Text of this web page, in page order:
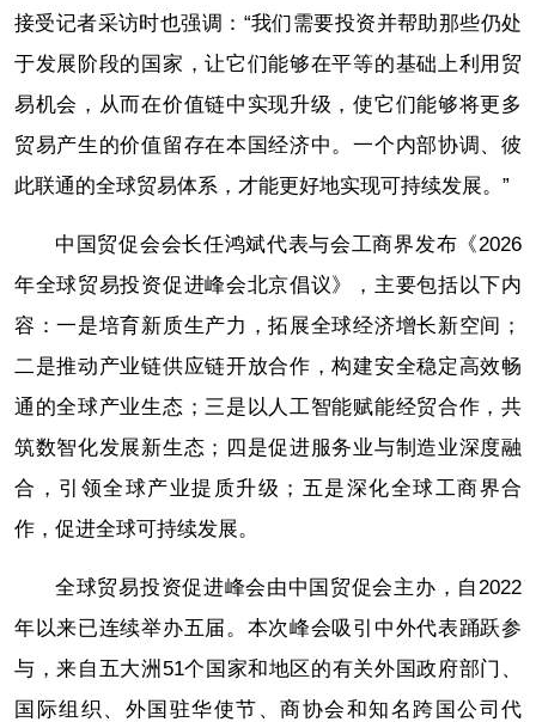
接受记者采访时也强调：“我们需要投资并帮助那些仍处
于发展阶段的国家，让它们能够在平等的基础上利用贸
易机会，从而在价值链中实现升级，使它们能够将更多
贸易产生的价值留存在本国经济中。一个内部协调、彼
此联通的全球贸易体系，才能更好地实现可持续发展。”
中国贸促会会长任鸿斌代表与会工商界发布《2026
年全球贸易投资促进峰会北京倡议》，主要包括以下内
容：一是培育新质生产力，拓展全球经济增长新空间；
二是推动产业链供应链开放合作，构建安全稳定高效畅
通的全球产业生态；三是以人工智能赋能经贸合作，共
筑数智化发展新生态；四是促进服务业与制造业深度融
合，引领全球产业提质升级；五是深化全球工商界合
作，促进全球可持续发展。
全球贸易投资促进峰会由中国贸促会主办，自2022
年以来已连续举办五届。本次峰会吸引中外代表踊跃参
与，来自五大洲51个国家和地区的有关外国政府部门、
国际组织、外国驻华使节、商协会和知名跨国公司代